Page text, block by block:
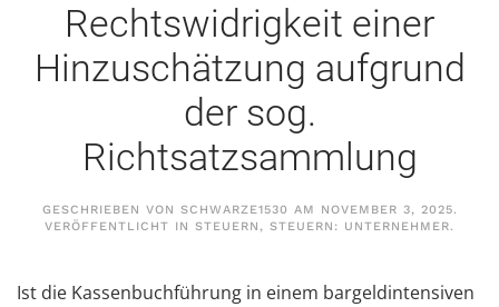
Rechtswidrigkeit einer
Hinzuschätzung aufgrund
der sog.
Richtsatzsammlung
GESCHRIEBEN VON SCHWARZE1530 AM NOVEMBER 3, 2025.
VERÖFFENTLICHT IN STEUERN, STEUERN: UNTERNEHMER.
Ist die Kassenbuchführung in einem bargeldintensiven